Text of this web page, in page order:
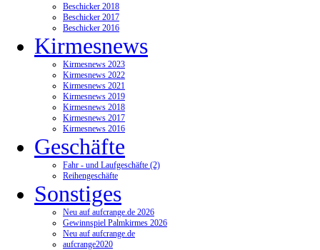
Beschicker 2018
Beschicker 2017
Beschicker 2016
Kirmesnews
Kirmesnews 2023
Kirmesnews 2022
Kirmesnews 2021
Kirmesnews 2019
Kirmesnews 2018
Kirmesnews 2017
Kirmesnews 2016
Geschäfte
Fahr - und Laufgeschäfte (2)
Reihengeschäfte
Sonstiges
Neu auf aufcrange.de 2026
Gewinnspiel Palmkirmes 2026
Neu auf aufcrange.de
aufcrange2020